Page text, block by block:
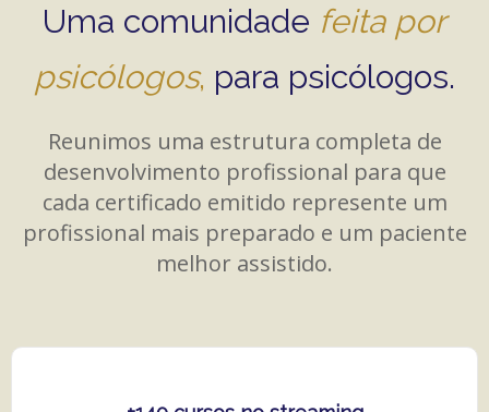
Uma comunidade feita por
psicólogos, para psicólogos.
Reunimos uma estrutura completa de
desenvolvimento profissional para que
cada certificado emitido represente um
profissional mais preparado e um paciente
melhor assistido.